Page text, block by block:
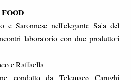
Saronnese nell'elegante Sala del
laboratorio con due produttori
e Raffaella
condotto da Telemaco Carughi